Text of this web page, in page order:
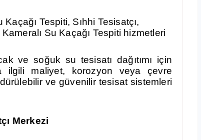
Tespiti, Sıhhi Tesisatçı,
Su Kaçağı Tespiti hizmetleri
ve soğuk su tesisatı dağıtımı için
ilgili maliyet, korozyon veya çevre
ve güvenilir tesisat sistemleri
Merkezi